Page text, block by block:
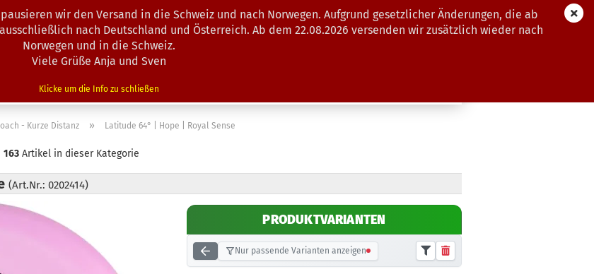
Suche...
wir den Versand in die Schweiz und nach Norwegen. Aufgrund gesetzlicher Änderungen, die ab
nach Deutschland und Österreich. Ab dem 22.08.2026 versenden wir zusätzlich wieder nach
Norwegen und in die Schweiz.
Viele Grüße Anja und Sven
Klicke um die Info zu schließen
AUSRÜSTUNG ZUBEHÖR
- Kurze Distanz » Latitude 64° | Hope | Royal Sense
163 Artikel in dieser Kategorie
(Art.Nr.: 0202414)
PRODUKTVARIANTEN
Nur passende Varianten anzeigen